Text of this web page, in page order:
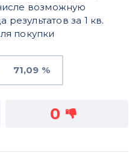
возможную
за 1 кв.
покупки
71,09 %
0